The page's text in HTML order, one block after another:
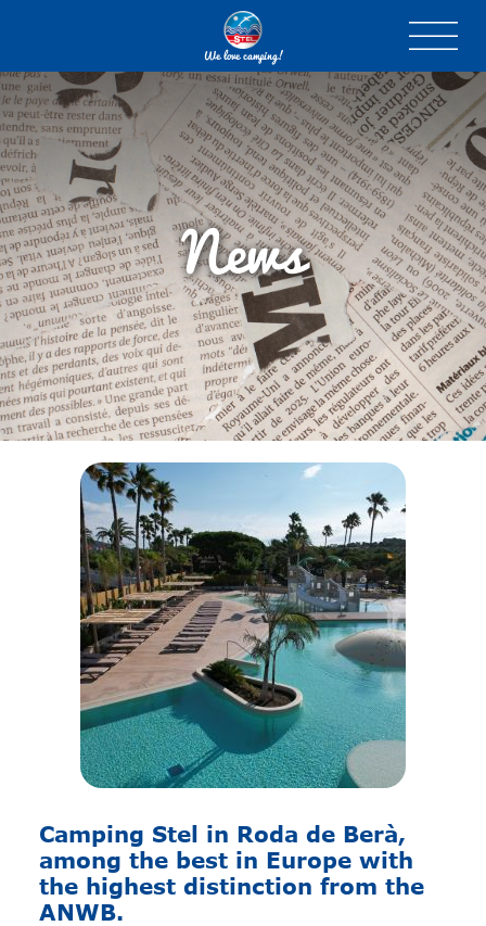
We love camping!
News
Camping Stel in Roda de Berà,
among the best in Europe with
the highest distinction from the
ANWB.